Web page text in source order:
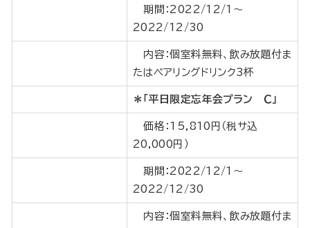
期間：2022/12/1～
2022/12/30
内容：個室料無料、飲み放題付ま
たはペアリングドリンク3杯
＊「平日限定忘年会プラン Ｃ」
価格：15,810円（税サ込
20,000円）
期間：2022/12/1～
2022/12/30
内容：個室料無料、飲み放題付ま